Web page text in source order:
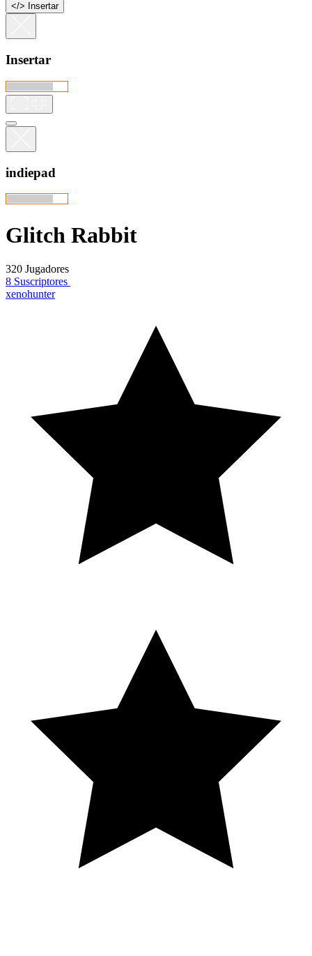
</> Insertar
Insertar
indiepad
Glitch Rabbit
320 Jugadores
8 Suscriptores
xenohunter